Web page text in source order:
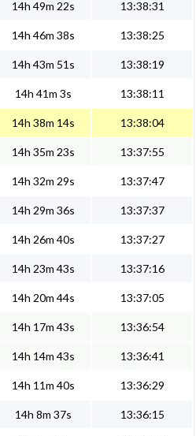
14h 49m 22s 13:38:31
14h 46m 38s 13:38:25
14h 43m 51s 13:38:19
14h 41m 3s 13:38:11
14h 38m 14s 13:38:04
14h 35m 23s 13:37:55
14h 32m 29s 13:37:47
14h 29m 36s 13:37:37
14h 26m 40s 13:37:27
14h 23m 43s 13:37:16
14h 20m 44s 13:37:05
14h 17m 43s 13:36:54
14h 14m 43s 13:36:41
14h 11m 40s 13:36:29
14h 8m 37s 13:36:15